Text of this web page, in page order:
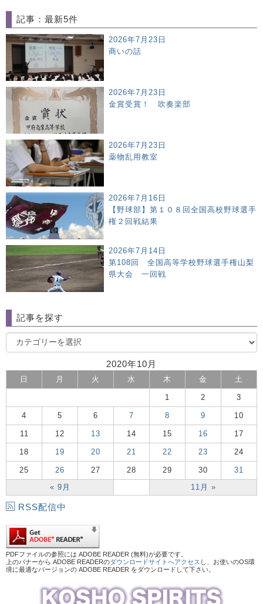
記事：最新5件
2026年7月23日
商いの話
2026年7月23日
金賞受賞！ 吹奏楽部
2026年7月23日
薬物乱用教室
2026年7月16日
【野球部】第１０８回全国高校野球選手
権２回戦結果
2026年7月14日
第108回 全国高等学校野球選手権山梨
県大会 一回戦
記事を探す
2020年10月
日 月 火 水 木 金 土
« 9月 11月 »
1 2 3
4 5 6 7 8 9 10
11 12 13 14 15 16 17
18 19 20 21 22 23 24
25 26 27 28 29 30 31
RSS配信中
PDFファイルの参照には ADOBE READER (無料)が必要です。
上のバナーから ADOBE READERのダウンロードサイトへアクセス し、お使いのOS環
境に最適なバージョンの ADOBE READER をダウンロードして下さい。